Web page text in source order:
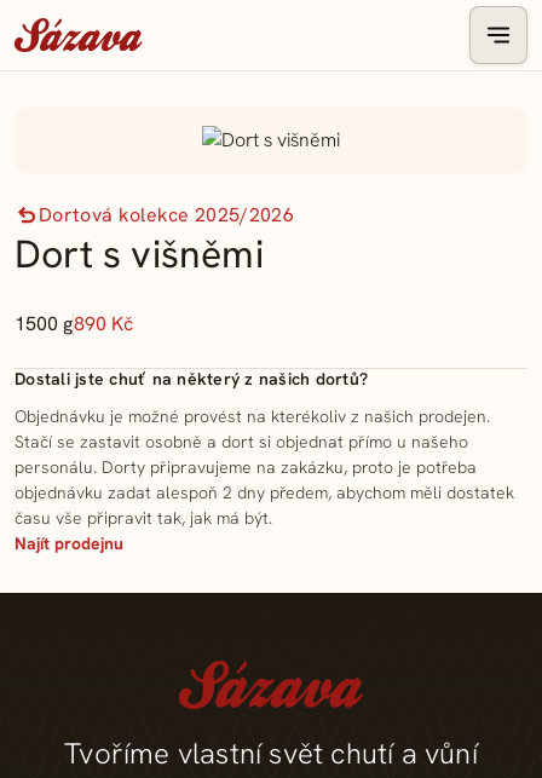
Dortová kolekce 2025/2026
Dort s višněmi
1500 g890 Kč
Dostali jste chuť na některý z našich dortů?
Objednávku je možné provést na kterékoliv z našich prodejen.
Stačí se zastavit osobně a dort si objednat přímo u našeho
personálu. Dorty připravujeme na zakázku, proto je potřeba
objednávku zadat alespoň 2 dny předem, abychom měli dostatek
času vše připravit tak, jak má být.
Najít prodejnu
Tvoříme vlastní svět chutí a vůní